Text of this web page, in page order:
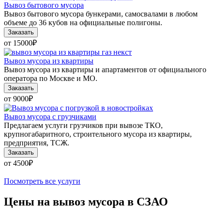
Вывоз бытового мусора
Вывоз бытового мусора бункерами, самосвалами в любом
объеме до 36 кубов на официальные полигоны.
Заказать
от 15000₽
Вывоз мусора из квартиры
Вывоз мусора из квартиры и апартаментов от официального
оператора по Москве и МО.
Заказать
от 9000₽
Вывоз мусора с грузчиками
Предлагаем услуги грузчиков при вывозе ТКО,
крупногабаритного, строительного мусора из квартиры,
предприятия, ТСЖ.
Заказать
от 4500₽
Посмотреть все услуги
Цены на вывоз мусора в СЗАО